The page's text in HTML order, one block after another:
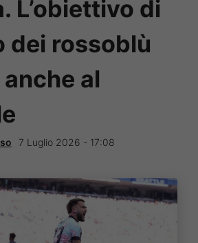
L’obiettivo di
dei rossoblù
al
7 Luglio 2026 - 17:08